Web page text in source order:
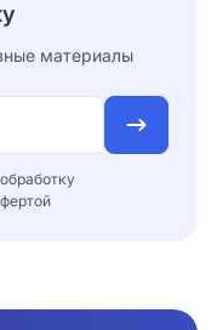
материалы
обработку